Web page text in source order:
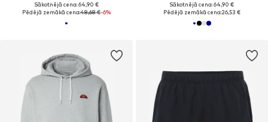
Sākotnējā cena: 64,90 €
Pēdējā zemākā cena:48,68 €-6%
Sākotnējā cena: 64,90 €
Pēdējā zemākā cena:26,53 €